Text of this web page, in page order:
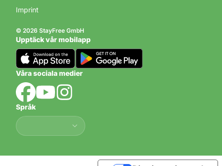
Imprint
© 2026 StayFree GmbH
Upptäck vår mobilapp
Våra sociala medier
Språk
Språk